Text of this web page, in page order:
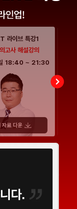
라이브 특강1
고사 해설강의
18:40 ~ 21:30
다.